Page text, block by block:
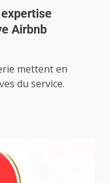
Airbnb
mettent en
du service.